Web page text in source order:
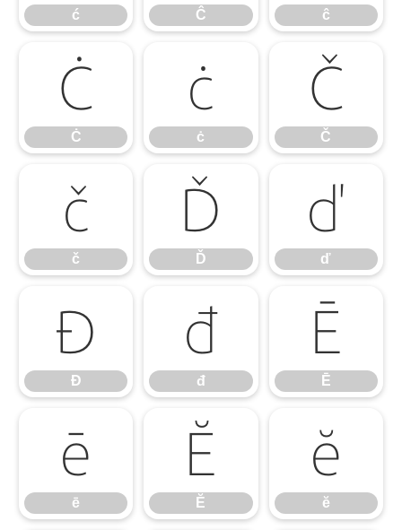
ć Ĉ ĉ
Ċ
Ċ
ċ
ċ
Č
Č
č
č
Ď
Ď
ď
ď
Đ
Đ
đ
đ
Ē
Ē
ē
ē
Ĕ
Ĕ
ĕ
ĕ